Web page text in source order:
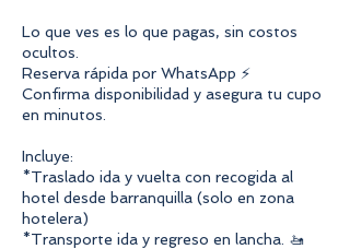
Lo que ves es lo que pagas, sin costos
ocultos.
Reserva rápida por WhatsApp ⚡
Confirma disponibilidad y asegura tu cupo
en minutos.
Incluye:
*Traslado ida y vuelta con recogida al
hotel desde barranquilla (solo en zona
hotelera)
*Transporte ida y regreso en lancha. 🚤